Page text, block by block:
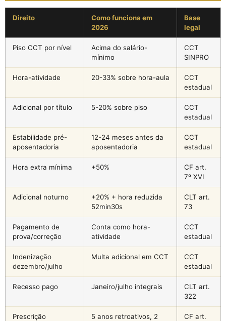
Direito
Como funciona em
2026
Base
legal
Piso CCT por nível
Acima do salário-
mínimo
CCT
SINPRO
Hora-atividade 20-33% sobre hora-aula
CCT
estadual
Adicional por título 5-20% sobre piso
CCT
estadual
Estabilidade pré-
aposentadoria
12-24 meses antes da
aposentadoria
CCT
estadual
Hora extra mínima +50%
CF art.
7º XVI
Adicional noturno
+20% + hora reduzida
52min30s
CLT art.
73
Pagamento de
prova/correção
Conta como hora-
atividade
CCT
estadual
Indenização
dezembro/julho
Multa adicional em CCT
CCT
estadual
Recesso pago Janeiro/julho integrais
CLT art.
322
Prescrição
5 anos retroativos, 2
CF art.